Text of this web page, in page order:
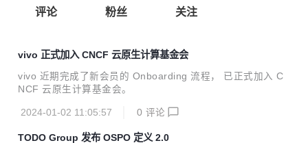
评论
粉丝 关注
vivo 正式加入 CNCF 云原生计算基金会
vivo 近期完成了新会员的 Onboarding 流程， 已正式加入 C
NCF 云原生计算基金会。
2024-01-02 11:05:57 0 评论
TODO Group 发布 OSPO 定义 2.0